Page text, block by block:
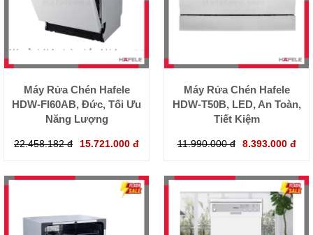
Máy Rửa Chén Hafele
HDW-FI60AB, Đức, Tối Ưu
Năng Lượng
22.458.182 đ 15.721.000 đ
Máy Rửa Chén Hafele
HDW-T50B, LED, An Toàn,
Tiết Kiệm
11.990.000 đ 8.393.000 đ